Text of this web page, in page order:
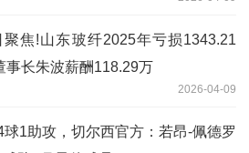
聚焦!山东玻纤2025年亏损1343.21
事长朱波薪酬118.29万
2026-04-09
球1助攻，切尔西官方：若昂-佩德罗